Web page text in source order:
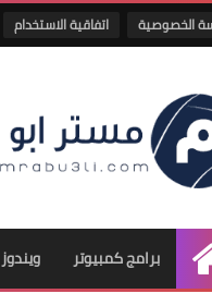
الخصوصية اتفاقية الاستخدام
الرئيسية
برامج كمبيوتر ويندوز 11